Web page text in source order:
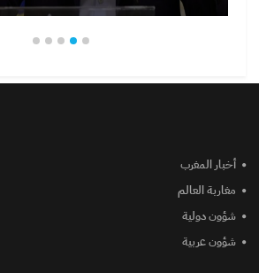
أخبار المغرب
مغاربة العالم
شؤون دولية
شؤون عربية